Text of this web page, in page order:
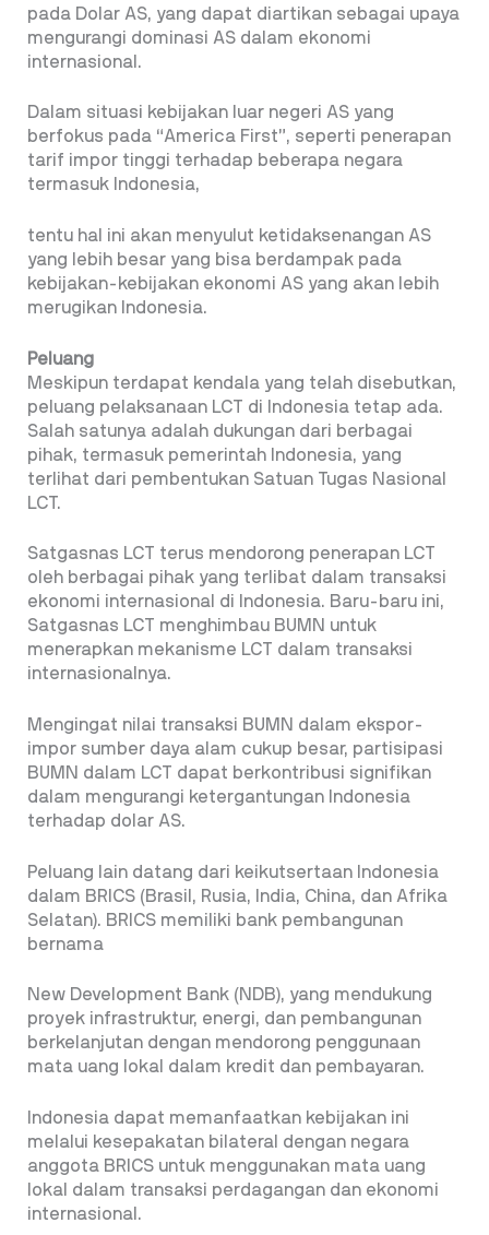
pada Dolar AS, yang dapat diartikan sebagai upaya
mengurangi dominasi AS dalam ekonomi
internasional.
Dalam situasi kebijakan luar negeri AS yang
berfokus pada “America First”, seperti penerapan
tarif impor tinggi terhadap beberapa negara
termasuk Indonesia,
tentu hal ini akan menyulut ketidaksenangan AS
yang lebih besar yang bisa berdampak pada
kebijakan-kebijakan ekonomi AS yang akan lebih
merugikan Indonesia.
Peluang
Meskipun terdapat kendala yang telah disebutkan,
peluang pelaksanaan LCT di Indonesia tetap ada.
Salah satunya adalah dukungan dari berbagai
pihak, termasuk pemerintah Indonesia, yang
terlihat dari pembentukan Satuan Tugas Nasional
LCT.
Satgasnas LCT terus mendorong penerapan LCT
oleh berbagai pihak yang terlibat dalam transaksi
ekonomi internasional di Indonesia. Baru-baru ini,
Satgasnas LCT menghimbau BUMN untuk
menerapkan mekanisme LCT dalam transaksi
internasionalnya.
Mengingat nilai transaksi BUMN dalam ekspor-
impor sumber daya alam cukup besar, partisipasi
BUMN dalam LCT dapat berkontribusi signifikan
dalam mengurangi ketergantungan Indonesia
terhadap dolar AS.
Peluang lain datang dari keikutsertaan Indonesia
dalam BRICS (Brasil, Rusia, India, China, dan Afrika
Selatan). BRICS memiliki bank pembangunan
bernama
New Development Bank (NDB), yang mendukung
proyek infrastruktur, energi, dan pembangunan
berkelanjutan dengan mendorong penggunaan
mata uang lokal dalam kredit dan pembayaran.
Indonesia dapat memanfaatkan kebijakan ini
melalui kesepakatan bilateral dengan negara
anggota BRICS untuk menggunakan mata uang
lokal dalam transaksi perdagangan dan ekonomi
internasional.